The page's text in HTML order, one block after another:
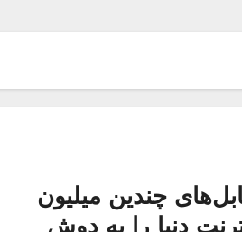
چندین میلیون